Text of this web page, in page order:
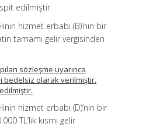
edilmiştir.
hizmet erbabı (B)’nin bir
tamamı gelir vergisinden
sözleşme uyarınca
bedelsiz olarak verilmiştir.
hizmet erbabı (D)’nin bir
TL’lik kısmı gelir